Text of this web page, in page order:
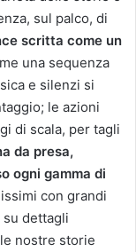
sul palco, di
scritta come un
una sequenza
e silenzi si
le azioni
di scala, per tagli
da presa,
ogni gamma di
con grandi
dettagli
nostre storie